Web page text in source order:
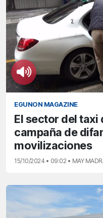
EGUNON MAGAZINE
El sector del taxi
campaña de
movilizaciones
15/10/2024 • 09:02 • MAY